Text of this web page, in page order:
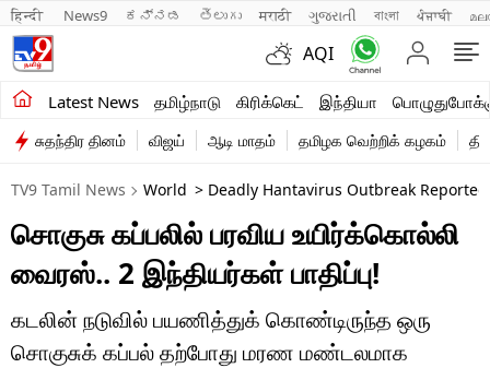
हिन्दी News9 ಕನ್ನಡ తెలుగు मराठी ગુજરાતી বাংলা ਪੰਜਾਬੀ
AQI
Latest News தமிழ்நாடு கிரிக்கெட் இந்தியா
சமீபத்திய செய்திகள்
தமிழ்நாடு
இந்தியா
உலகம்
விளையாட்டு
பொழுதுபோக்கு
சுதந்திர தினம் விஜய் ஆடி மாதம் தமிழக வெற்றிக் கழகம்
TV9 Tamil News World > Deadly Hantavirus Outbreak
சொகுசு கப்பலில் பரவிய உயிர்க்கொல்லி
வைரஸ்.. 2 இந்தியர்கள் பாதிப்பு!
கடலின் நடுவில் பயணித்துக் கொண்டிருந்த ஒரு
சொகுசுக் கப்பல் தற்போது மரண மண்டலமாக